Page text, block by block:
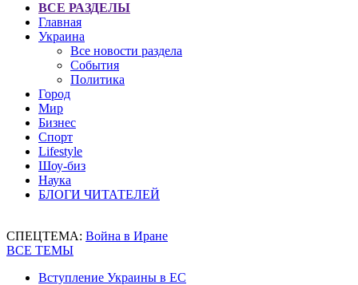
ВСЕ РАЗДЕЛЫ
Главная
Украина
Все новости раздела
События
Политика
Город
Мир
Бизнес
Спорт
Lifestyle
Шоу-биз
Наука
БЛОГИ ЧИТАТЕЛЕЙ
СПЕЦТЕМА: Война в Иране
ВСЕ ТЕМЫ
Вступление Украины в ЕС